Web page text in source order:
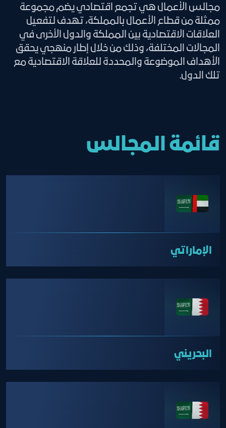
مجالس الأعمال هي تجمع اقتصادي يضم مجموعة
ممثلة من قطاع الأعمال بالمملكة، تهدف لتفعيل
العلاقات الاقتصادية بين المملكة والدول الأخرى في
المجالات المختلفة، وذلك من خلال إطار منهجي يحقق
الأهداف الموضوعة والمحددة للعلاقة الاقتصادية مع
تلك الدول.
قائمة المجالس
الإماراتي
البحريني